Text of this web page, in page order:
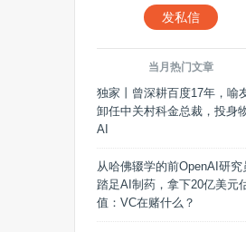
发私信
当月热门文章
独家丨曾深耕百度17年，喻
卸任中关村科金总裁，投身
AI
从哈佛辍学的前OpenAI研究
踏足AI制药，拿下20亿美元
值：VC在赌什么？